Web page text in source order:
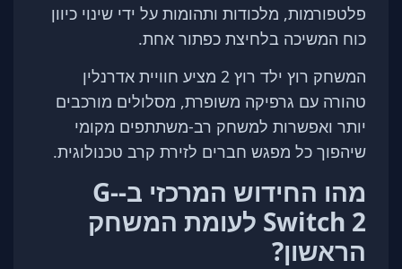
פלטפורמות, מלכודות ותהומות על ידי שינוי כיוון
כוח המשיכה בלחיצת כפתור אחת.
המשחק רוץ ילד רוץ 2 מציע חוויית אדרנלין
טהורה עם גרפיקה משופרת, מסלולים מורכבים
יותר ואפשרות למשחק רב-משתתפים מקומי
שיהפוך כל מפגש חברים לזירת קרב טכנולוגית.
מהו החידוש המרכזי ב-G-
Switch 2 לעומת המשחק
הראשון?